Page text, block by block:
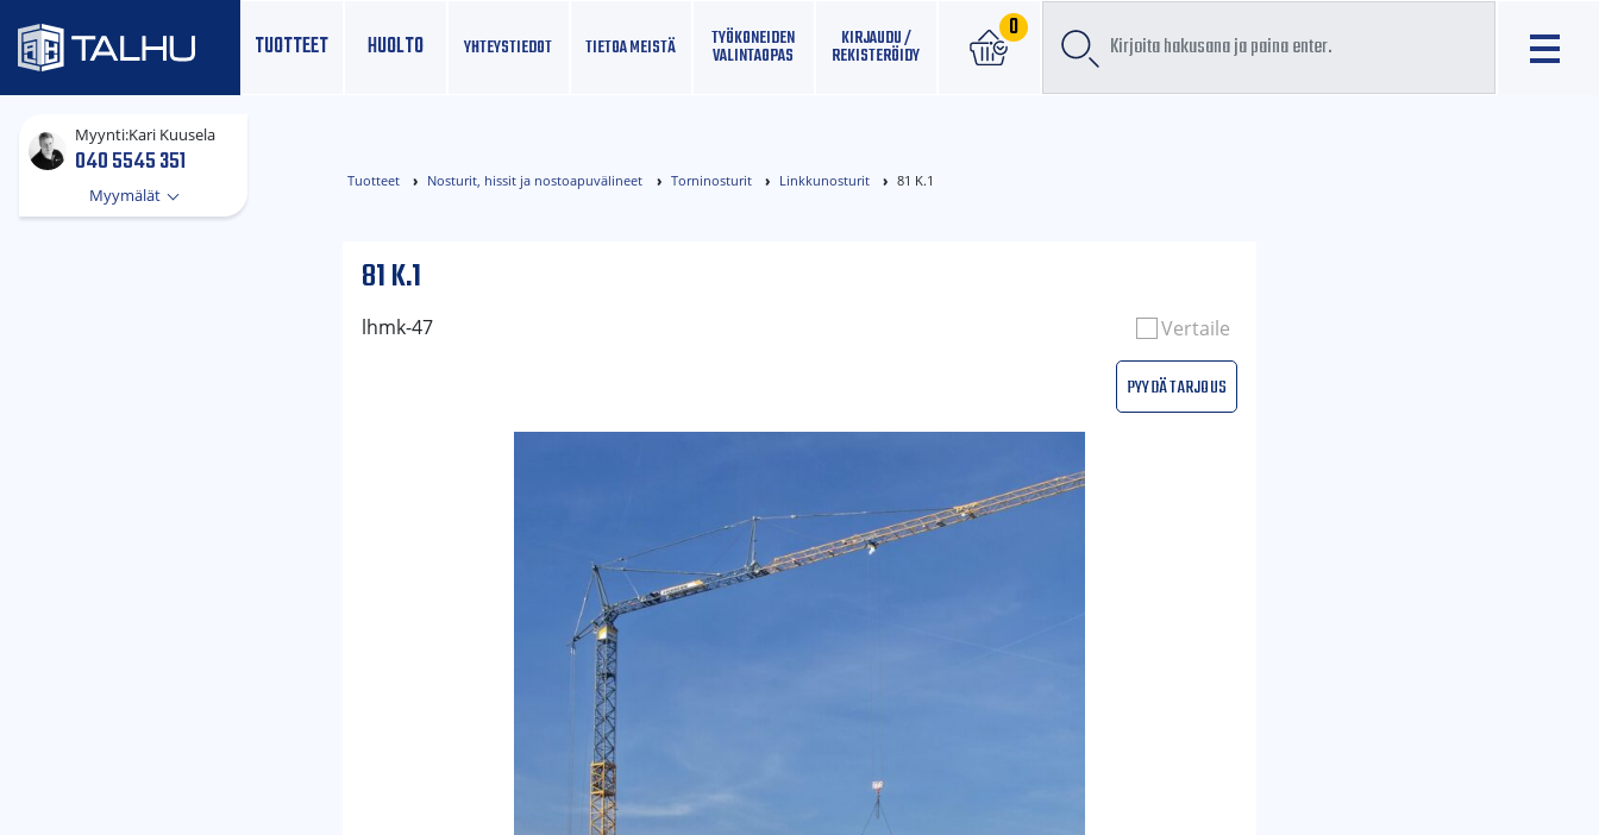
TUOTTEET HUOLTO
0
YHTEYS­TIEDOT TIETOA MEISTÄ TYÖKONEIDEN
VALINTAOPAS
KIRJAUDU /
REKISTERÖIDY
Myynti:Kari Kuusela
040 5545 351
Myymälät
Tuotteet Nosturit, hissit ja nostoapuvälineet Torninosturit Linkkunosturit 81 K.1
81 K.1
lhmk-47 Vertaile
Pyydä tarjous